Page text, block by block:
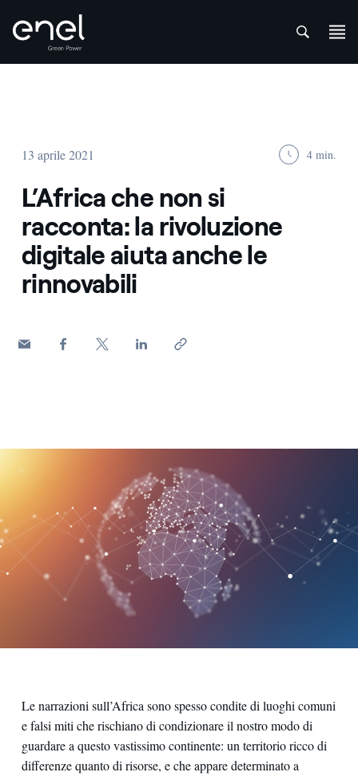
13 aprile 2021 4 min.
L’Africa che non si
racconta: la rivoluzione
digitale aiuta anche le
rinnovabili
Le narrazioni sull’Africa sono spesso condite di luoghi comuni
e falsi miti che rischiano di condizionare il nostro modo di
guardare a questo vastissimo continente: un territorio ricco di
differenze quanto di risorse, e che appare determinato a